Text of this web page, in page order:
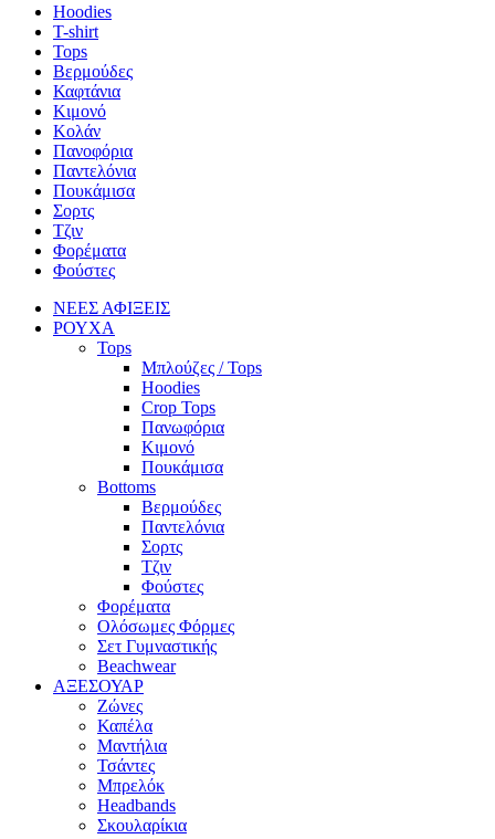
Hoodies
T-shirt
Tops
Βερμούδες
Καφτάνια
Κιμονό
Κολάν
Πανοφόρια
Παντελόνια
Πουκάμισα
Σορτς
Τζιν
Φορέματα
Φούστες
ΝΕΕΣ ΑΦΙΞΕΙΣ
ΡΟΥΧΑ
Tops
Μπλούζες / Tops
Hoodies
Crop Tops
Πανωφόρια
Κιμονό
Πουκάμισα
Bottoms
Βερμούδες
Παντελόνια
Σορτς
Τζιν
Φούστες
Φορέματα
Ολόσωμες Φόρμες
Σετ Γυμναστικής
Beachwear
ΑΞΕΣΟΥΑΡ
Ζώνες
Καπέλα
Μαντήλια
Τσάντες
Μπρελόκ
Headbands
Σκουλαρίκια